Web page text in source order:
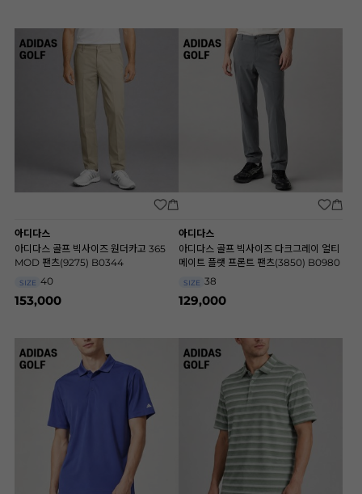
아디다스
아디다스 골프 빅사이즈 원더카고 365
MOD 팬츠(9275) B0344
SIZE 40
153,000
아디다스
아디다스 골프 빅사이즈 다크그레이 얼티
메이트 플랫 프론트 팬츠(3850) B0980
SIZE 38
129,000